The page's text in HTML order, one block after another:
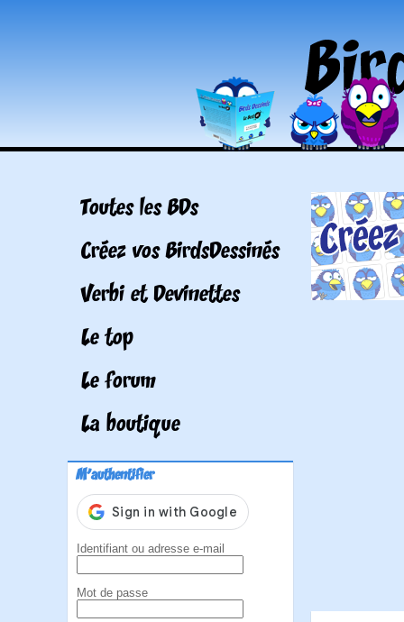
Toutes les BDs
Créez vos BirdsDessinés
Verbi et Devinettes
Le top
Le forum
La boutique
M'authentifier
Identifiant ou adresse e-mail
Mot de passe